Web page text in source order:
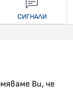
СИГНАЛИ
Ви, че